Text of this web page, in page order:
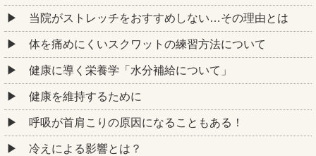
当院がストレッチをおすすめしない…その理由とは
体を痛めにくいスクワットの練習方法について
健康に導く栄養学「水分補給について」
健康を維持するために
呼吸が首肩こりの原因になることもある！
冷えによる影響とは？